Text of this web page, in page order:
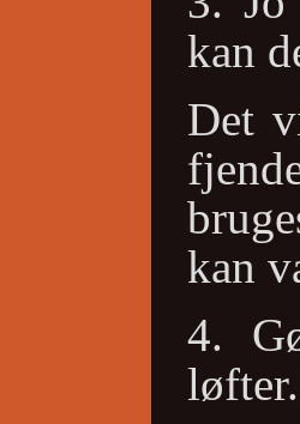
kan
Det
kan
4.
løfter.